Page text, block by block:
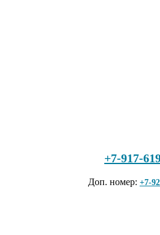
+7-917-
Доп. номер: +7-